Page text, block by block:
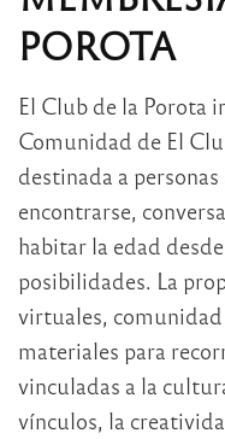
POROTA
El Club de la Porota
Comunidad de El
destinada a
encontrarse,
habitar la edad
posibilidades. La
virtuales,
materiales para
vinculadas a la
vínculos, la